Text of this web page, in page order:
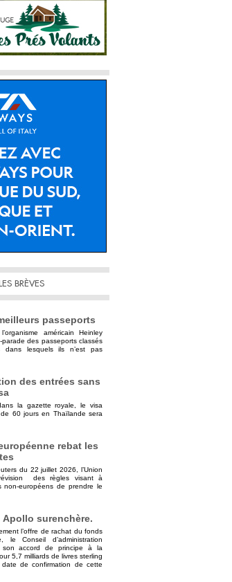
BRÈVES
passeports
américain Heinley
des passeports classés
lesquels ils n’est pas
des entrées sans
la gazette royale, le visa
60 jours en Thaïlande sera
rebat les
du 22 juillet 2026, l’Union
des règles visant à
non-européens de prendre le
Apollo surenchère.
l’offre de rachat du fonds
le Conseil d’administration
son accord de principe à la
5,7 milliards de livres sterling
de confirmation de cette